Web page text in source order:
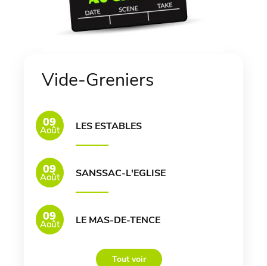
Vide-Greniers
09
Août LES ESTABLES
09
Août SANSSAC-L'EGLISE
09
Août LE MAS-DE-TENCE
Tout voir